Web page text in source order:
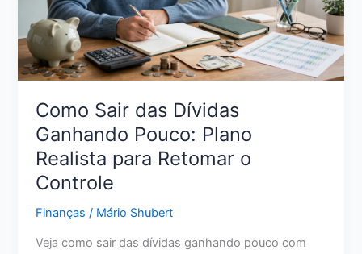
para
Seu
Dinheiro
em
Como Sair das Dívidas
Ganhando Pouco: Plano
Realista para Retomar o
Controle
Finanças / Mário Shubert
Veja como sair das dívidas ganhando pouco com